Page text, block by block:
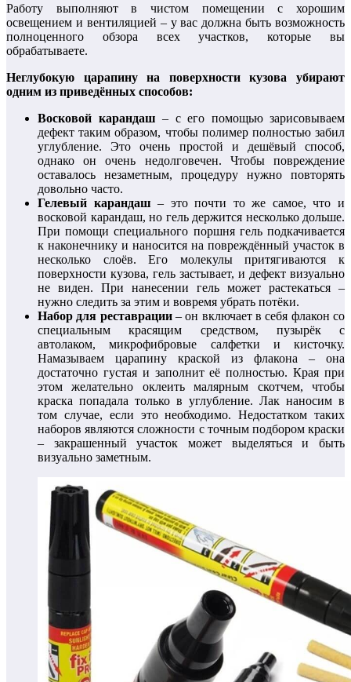
Работу выполняют в чистом помещении с хорошим
освещением и вентиляцией – у вас должна быть возможность
полноценного обзора всех участков, которые вы
обрабатываете.
Неглубокую царапину на поверхности кузова убирают
одним из приведённых способов:
Восковой карандаш – с его помощью зарисовываем
дефект таким образом, чтобы полимер полностью забил
углубление. Это очень простой и дешёвый способ,
однако он очень недолговечен. Чтобы повреждение
оставалось незаметным, процедуру нужно повторять
довольно часто.
Гелевый карандаш – это почти то же самое, что и
восковой карандаш, но гель держится несколько дольше.
При помощи специального поршня гель подкачивается
к наконечнику и наносится на повреждённый участок в
несколько слоёв. Его молекулы притягиваются к
поверхности кузова, гель застывает, и дефект визуально
не виден. При нанесении гель может растекаться –
нужно следить за этим и вовремя убрать потёки.
Набор для реставрации– он включает в себя флакон со
специальным красящим средством, пузырёк с
автолаком, микрофибровые салфетки и кисточку.
Намазываем царапину краской из флакона – она
достаточно густая и заполнит её полностью. Края при
этом желательно оклеить малярным скотчем, чтобы
краска попадала только в углубление. Лак наносим в
том случае, если это необходимо. Недостатком таких
наборов являются сложности с точным подбором краски
– закрашенный участок может выделяться и быть
визуально заметным.